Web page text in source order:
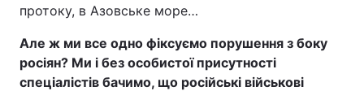
протоку, в Азовське море…
Але ж ми все одно фіксуємо порушення з боку
росіян? Ми і без особистої присутності
спеціалістів бачимо, що російські військові